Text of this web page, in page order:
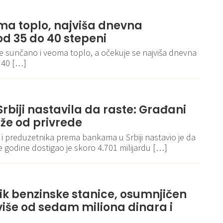
toplo, najviša dnevna
35 do 40 stepeni
sunčano i veoma toplo, a očekuje se najviša dnevna
40 […]
nastavila da raste: Građani
od privrede
preduzetnika prema bankama u Srbiji nastavio je da
godine dostigao je skoro 4.701 milijardu […]
benzinske stanice, osumnjičen
od sedam miliona dinara i